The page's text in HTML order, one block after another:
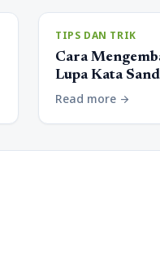
TIPS DAN TRIK
Cara
Lupa Kata
Read more arrow_forward